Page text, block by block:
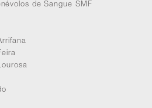
de Sangue SMF